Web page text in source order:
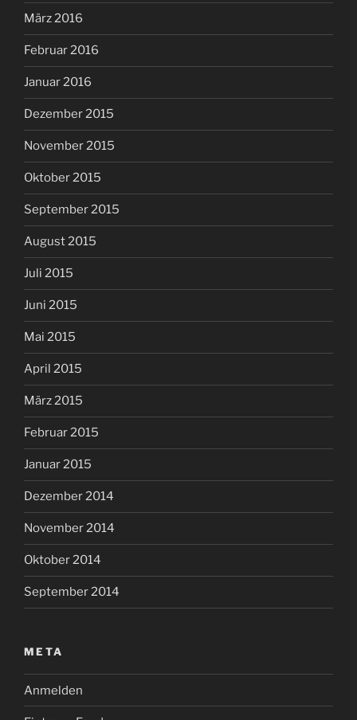
März 2016
Februar 2016
Januar 2016
Dezember 2015
November 2015
Oktober 2015
September 2015
August 2015
Juli 2015
Juni 2015
Mai 2015
April 2015
März 2015
Februar 2015
Januar 2015
Dezember 2014
November 2014
Oktober 2014
September 2014
META
Anmelden